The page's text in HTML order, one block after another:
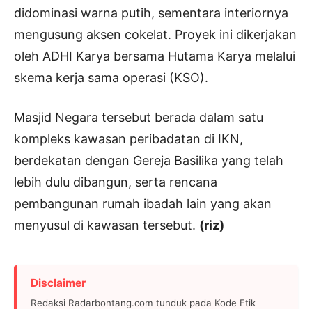
didominasi warna putih, sementara interiornya
mengusung aksen cokelat. Proyek ini dikerjakan
oleh ADHI Karya bersama Hutama Karya melalui
skema kerja sama operasi (KSO).
Masjid Negara tersebut berada dalam satu
kompleks kawasan peribadatan di IKN,
berdekatan dengan Gereja Basilika yang telah
lebih dulu dibangun, serta rencana
pembangunan rumah ibadah lain yang akan
menyusul di kawasan tersebut. (riz)
Disclaimer
Redaksi Radarbontang.com tunduk pada Kode Etik